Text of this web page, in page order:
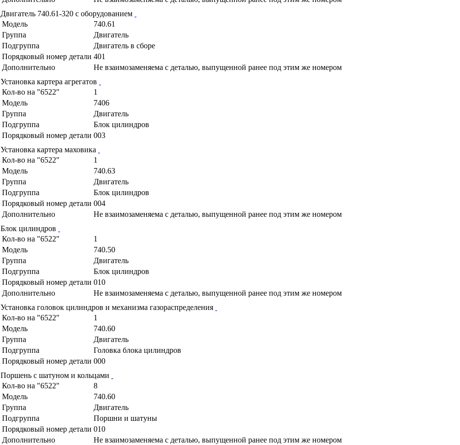
Двигатель 740.61-320 с оборудованием
Модель
740.61
Группа
Двигатель
Подгруппа
Двигатель в сборе
Порядковый номер детали 401
Дополнительно
Не взаимозаменяема с деталью, выпущенной ранее под этим же номером
Установка картера агрегатов
Кол-во на "6522"
1
Модель
7406
Группа
Двигатель
Подгруппа
Блок цилиндров
Порядковый номер детали 003
Установка картера маховика
Кол-во на "6522"
1
Модель
740.63
Группа
Двигатель
Подгруппа
Блок цилиндров
Порядковый номер детали 004
Дополнительно
Не взаимозаменяема с деталью, выпущенной ранее под этим же номером
Блок цилиндров
Кол-во на "6522"
1
Модель
740.50
Группа
Двигатель
Подгруппа
Блок цилиндров
Порядковый номер детали 010
Дополнительно
Не взаимозаменяема с деталью, выпущенной ранее под этим же номером
Установка головок цилиндров и механизма газораспределения
Кол-во на "6522"
1
Модель
740.60
Группа
Двигатель
Подгруппа
Головка блока цилиндров
Порядковый номер детали 000
Поршень с шатуном и кольцами
Кол-во на "6522"
8
Модель
740.60
Группа
Двигатель
Подгруппа
Поршни и шатуны
Порядковый номер детали 010
Дополнительно
Не взаимозаменяема с деталью, выпущенной ранее под этим же номером